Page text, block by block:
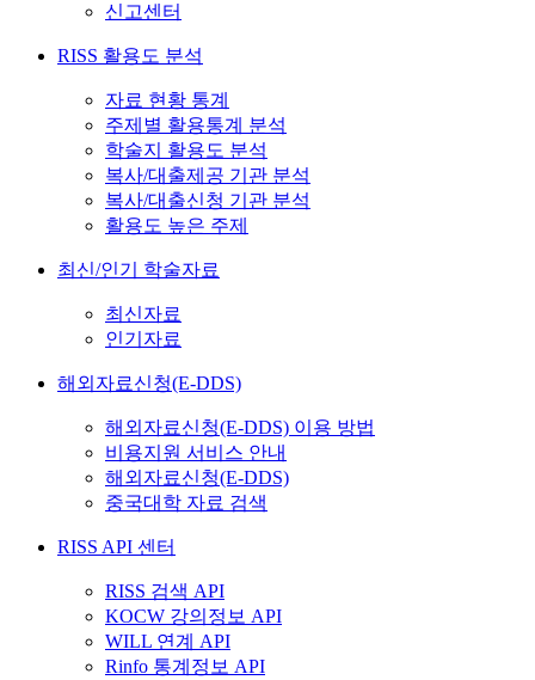
신고센터
RISS 활용도 분석
자료 현황 통계
주제별 활용통계 분석
학술지 활용도 분석
복사/대출제공 기관 분석
복사/대출신청 기관 분석
활용도 높은 주제
최신/인기 학술자료
최신자료
인기자료
해외자료신청(E-DDS)
해외자료신청(E-DDS) 이용 방법
비용지원 서비스 안내
해외자료신청(E-DDS)
중국대학 자료 검색
RISS API 센터
RISS 검색 API
KOCW 강의정보 API
WILL 연계 API
Rinfo 통계정보 API